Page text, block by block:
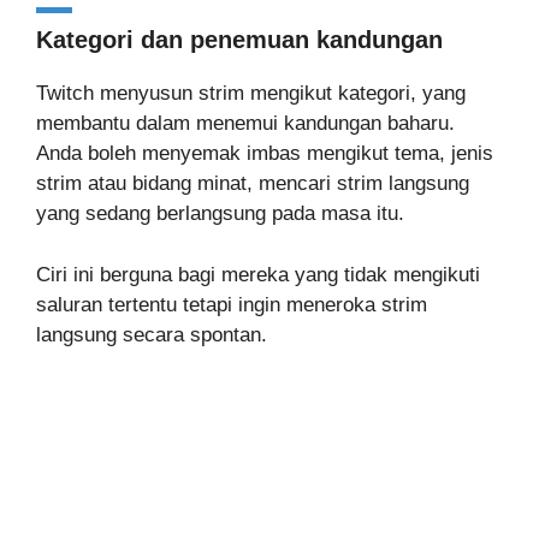
Kategori dan penemuan kandungan
Twitch menyusun strim mengikut kategori, yang
membantu dalam menemui kandungan baharu.
Anda boleh menyemak imbas mengikut tema, jenis
strim atau bidang minat, mencari strim langsung
yang sedang berlangsung pada masa itu.
Ciri ini berguna bagi mereka yang tidak mengikuti
saluran tertentu tetapi ingin meneroka strim
langsung secara spontan.